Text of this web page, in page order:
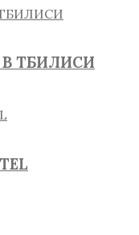
ТБИЛИСИ